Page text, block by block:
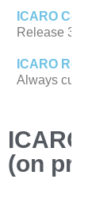
ICARO
Release 3.4.1
ICARO
Always current
ICARO
(on